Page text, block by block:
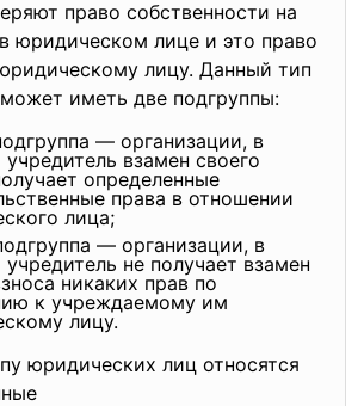
право собственности на
юридическом лице и это право
лицу. Данный тип
иметь две подгруппы:
— организации, в
взамен своего
определенные
права в отношении
лица;
— организации, в
не получает взамен
никаких прав по
к учреждаемому им
лицу.
юридических лиц относятся